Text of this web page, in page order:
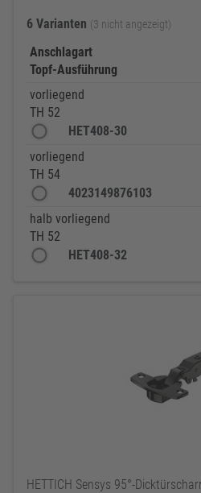
6 Varianten (3 nicht angezeigt)
Anschlagart
Topf-Ausführung
vorliegend
TH 52
HET408-30
vorliegend
TH 54
4023149876103
halb vorliegend
TH 52
HET408-32
HETTICH Sensys 95°-